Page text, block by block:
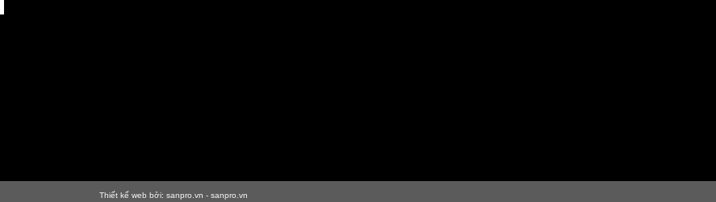
Thiết kế web bởi: sanpro.vn - sanpro.vn